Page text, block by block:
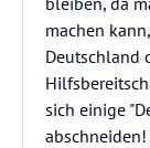
machen
Deutschland
sich einige
abschneiden!